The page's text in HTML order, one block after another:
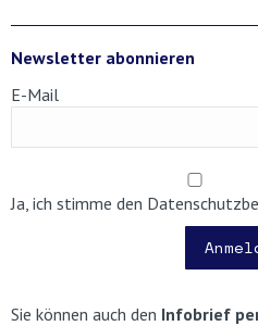
Newsletter abonnieren
E-Mail
Ja, ich stimme den
Sie können auch den Infobrief